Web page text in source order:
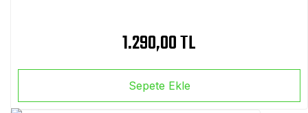
1.290,00 TL
Sepete Ekle